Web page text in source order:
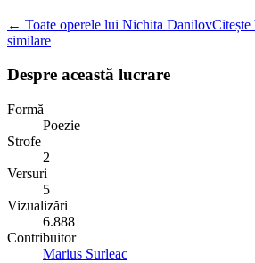
← Toate operele lui Nichita DanilovCitește
similare
Despre această lucrare
Formă
Poezie
Strofe
2
Versuri
5
Vizualizări
6.888
Contribuitor
Marius Surleac